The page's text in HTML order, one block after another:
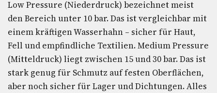
Low Pressure (Niederdruck) bezeichnet meist
den Bereich unter 10 bar. Das ist vergleichbar mit
einem kräftigen Wasserhahn – sicher für Haut,
Fell und empfindliche Textilien. Medium Pressure
(Mitteldruck) liegt zwischen 15 und 30 bar. Das ist
stark genug für Schmutz auf festen Oberflächen,
aber noch sicher für Lager und Dichtungen. Alles